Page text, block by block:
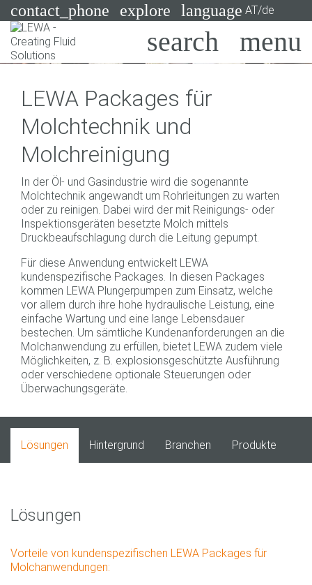
contact_phone explore language AT/de
Suchen
Systeme
Branchen
Anwendungen
Services
Consulting
LEWA Packages für
Molchtechnik und
Molchreinigung
In der Öl- und Gasindustrie wird die sogenannte
Molchtechnik angewandt um Rohrleitungen zu warten
oder zu reinigen. Dabei wird der mit Reinigungs- oder
Inspektionsgeräten besetzte Molch mittels
Druckbeaufschlagung durch die Leitung gepumpt.
Für diese Anwendung entwickelt LEWA
kundenspezifische Packages. In diesen Packages
kommen LEWA Plungerpumpen zum Einsatz, welche
vor allem durch ihre hohe hydraulische Leistung, eine
einfache Wartung und eine lange Lebensdauer
bestechen. Um sämtliche Kundenanforderungen an die
Molchanwendung zu erfüllen, bietet LEWA zudem viele
Möglichkeiten, z. B. explosionsgeschützte Ausführung
oder verschiedene optionale Steuerungen oder
Überwachungsgeräte.
Lösungen Hintergrund Branchen Produkte
Lösungen
Vorteile von kundenspezifischen LEWA Packages für
Molchanwendungen: